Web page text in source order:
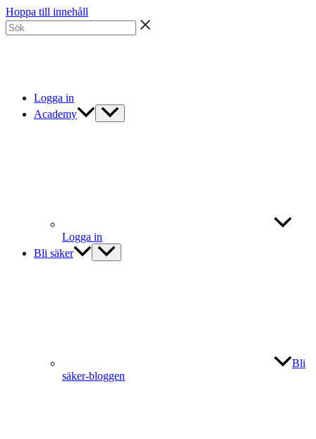
Hoppa till innehåll
Logga in
Academy
Logga in
Bli säker
Bli
säker-bloggen